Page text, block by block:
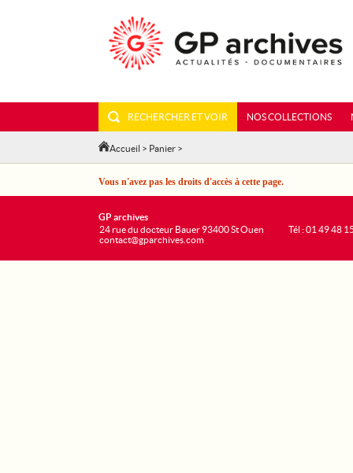
RECHERCHER ET VOIR NOS COLLECTIONS
Accueil > Panier >
Vous n'avez pas les droits d'accès à cette page.
GP archives
24 rue du docteur Bauer 93400 St Ouen
contact@gparchives.com
Tél : 01 49 48